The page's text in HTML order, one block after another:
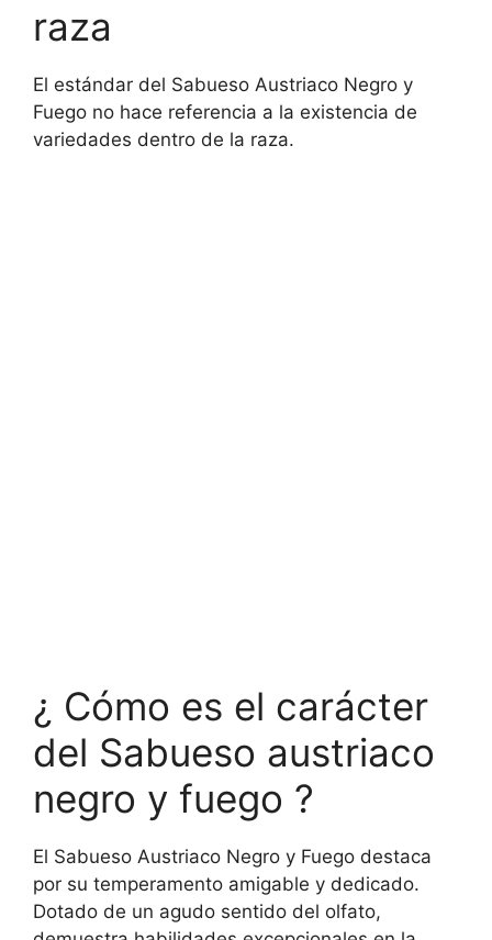
raza
El estándar del Sabueso Austriaco Negro y
Fuego no hace referencia a la existencia de
variedades dentro de la raza.
¿ Cómo es el carácter
del Sabueso austriaco
negro y fuego ?
El Sabueso Austriaco Negro y Fuego destaca
por su temperamento amigable y dedicado.
Dotado de un agudo sentido del olfato,